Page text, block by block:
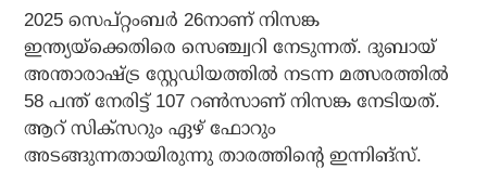
2025 സെപ്റ്റംബര്‍ 26നാണ് നിസങ്ക
ഇന്ത്യയ്‌ക്കെതിരെ സെഞ്ച്വറി നേടുന്നത്. ദുബായ്
അന്താരാഷ്ട്ര സ്റ്റേഡിയത്തില്‍ നടന്ന മത്സരത്തില്‍
58 പന്ത് നേരിട്ട് 107 റണ്‍സാണ് നിസങ്ക നേടിയത്.
ആറ് സിക്‌സറും ഏഴ് ഫോറും
അടങ്ങുന്നതായിരുന്നു താരത്തിന്റെ ഇന്നിങ്‌സ്.